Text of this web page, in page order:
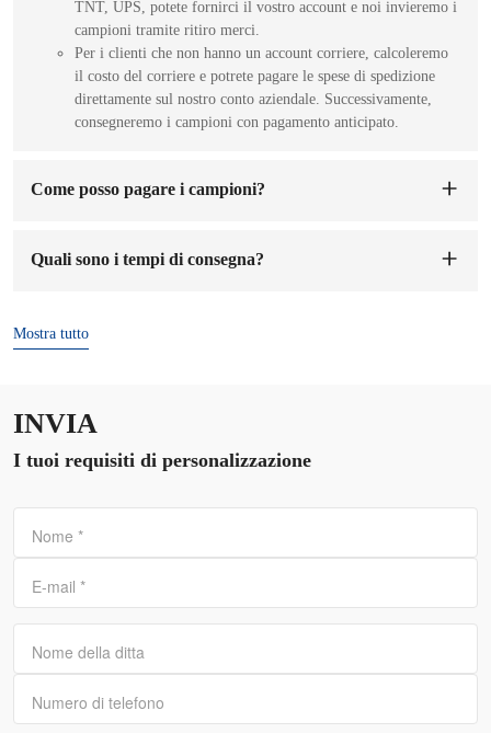
TNT, UPS, potete fornirci il vostro account e noi invieremo i
campioni tramite ritiro merci.
Per i clienti che non hanno un account corriere, calcoleremo
il costo del corriere e potrete pagare le spese di spedizione
direttamente sul nostro conto aziendale. Successivamente,
consegneremo i campioni con pagamento anticipato.
Come posso pagare i campioni?
te. Il tempo di preparazione del campione sarà di 1-7 giorni
Quali sono i tempi di consegna?
Mostra tutto
INVIA
I tuoi requisiti di personalizzazione
Nome *
E-mail *
Nome della ditta
Numero di telefono